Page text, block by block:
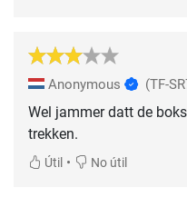
Anonymous (TF-
Wel jammer datt de
trekken.
Útil • No útil